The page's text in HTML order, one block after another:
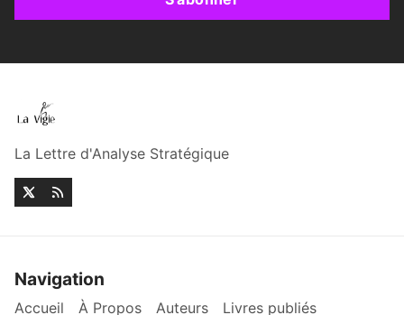
La Lettre d'Analyse Stratégique
Navigation
Accueil À Propos Auteurs Livres publiés